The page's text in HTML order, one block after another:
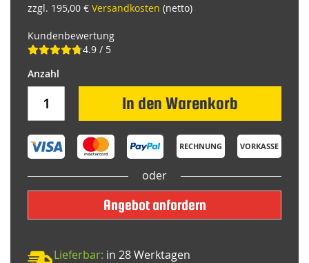
zzgl. 195,00 € Versandkosten (netto)
Kundenbewertung
4.9 / 5
In den Warenkorb
RECHNUNG VORKASSE
oder
Angebot anfordern
Lieferbar: in 28 Werktagen